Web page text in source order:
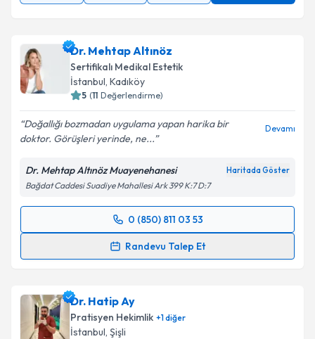
Dr. Mehtap Altınöz
Sertifikalı Medikal Estetik
İstanbul, Kadıköy
5 (11 Değerlendirme)
Doğallığı bozmadan uygulama yapan harika bir
doktor. Görüşleri yerinde, ne...
Devamı
Dr. Mehtap Altınöz Muayenehanesi Haritada Göster
Bağdat Caddesi Suadiye Mahallesi Ark 399 K:7 D:7
0 (850) 811 03 53
Randevu Talep Et
Randevu Takvimi Talebi
takvim hazırlandığında e-posta ile bilgilendireceğiz.
E-posta Adresiniz
Dr. Hatip Ay
Pratisyen Hekimlik +1diğer
İstanbul, Şişli